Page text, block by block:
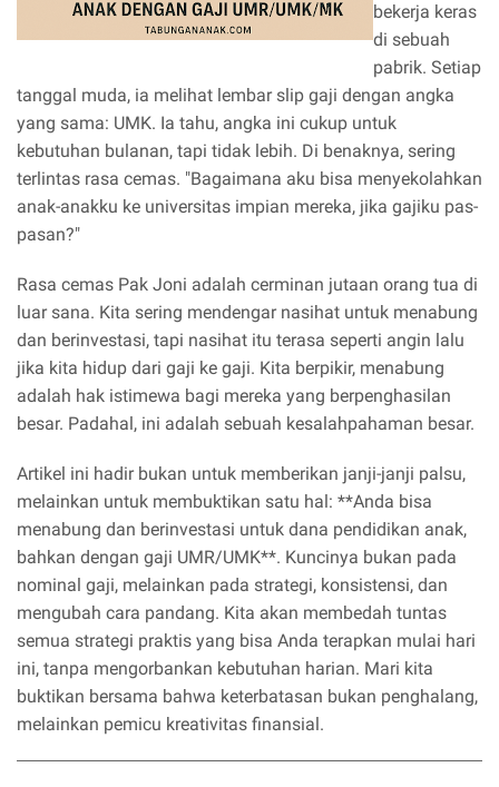
bekerja keras
di sebuah
pabrik. Setiap
tanggal muda, ia melihat lembar slip gaji dengan angka
yang sama: UMK. Ia tahu, angka ini cukup untuk
kebutuhan bulanan, tapi tidak lebih. Di benaknya, sering
terlintas rasa cemas. "Bagaimana aku bisa menyekolahkan
anak-anakku ke universitas impian mereka, jika gajiku pas-
pasan?"
Rasa cemas Pak Joni adalah cerminan jutaan orang tua di
luar sana. Kita sering mendengar nasihat untuk menabung
dan berinvestasi, tapi nasihat itu terasa seperti angin lalu
jika kita hidup dari gaji ke gaji. Kita berpikir, menabung
adalah hak istimewa bagi mereka yang berpenghasilan
besar. Padahal, ini adalah sebuah kesalahpahaman besar.
Artikel ini hadir bukan untuk memberikan janji-janji palsu,
melainkan untuk membuktikan satu hal: **Anda bisa
menabung dan berinvestasi untuk dana pendidikan anak,
bahkan dengan gaji UMR/UMK**. Kuncinya bukan pada
nominal gaji, melainkan pada strategi, konsistensi, dan
mengubah cara pandang. Kita akan membedah tuntas
semua strategi praktis yang bisa Anda terapkan mulai hari
ini, tanpa mengorbankan kebutuhan harian. Mari kita
buktikan bersama bahwa keterbatasan bukan penghalang,
melainkan pemicu kreativitas finansial.